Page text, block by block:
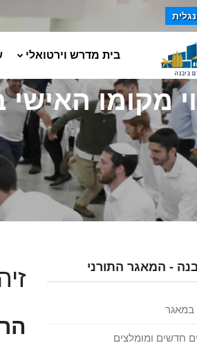
בית מדרש וירטואלי
מקומו
- המאגר התורני
במאגר
חדשים ומומלצים